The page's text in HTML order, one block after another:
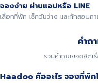
จองง่าย ผ่านแอปหรือ LINE
เลือกที่พัก เช็กวันว่าง และทักสอบ
คำถ
รวมคำถามยอดฮิต
Haadoo คืออะไร จองที่พัก